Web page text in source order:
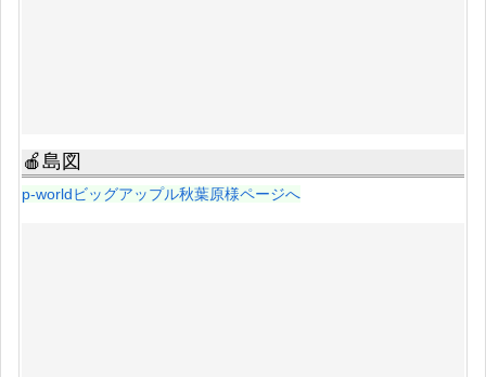
🍎島図
p-worldビッグアップル秋葉原様ページへ